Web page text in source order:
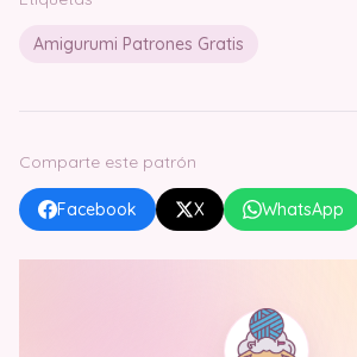
Amigurumi Patrones Gratis
Comparte este patrón
Facebook X WhatsApp